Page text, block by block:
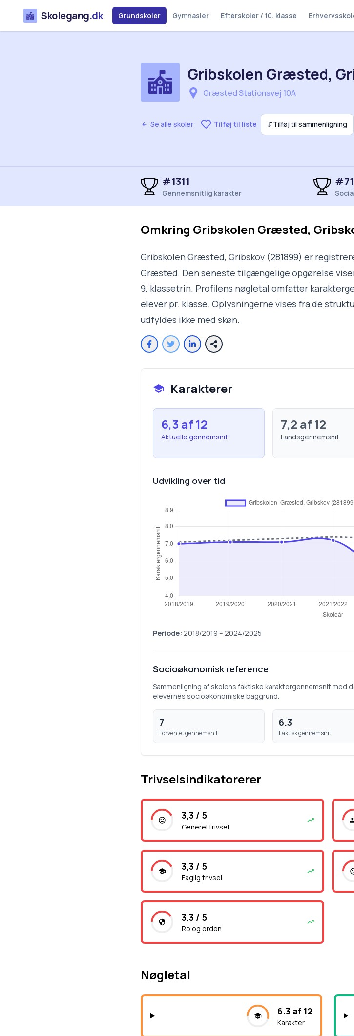
Skolegang.dk Grundskoler Gymnasier Efterskoler / 10. klasse
Se alle skoler Tilføj til liste ⇵Tilføj til sammenligning
Gribskolen Græsted,
Græsted Stationsvej 10A
#1311
Gennemsnitlig karakter
Omkring Gribskolen Græsted,
Gribskolen Græsted, Gribskov (281899) er
Græsted. Den seneste tilgængelige opgørelse
9. klassetrin. Profilens nøgletal omfatter
elever pr. klasse. Oplysningerne vises fra de
udfyldes ikke med skøn.
Karakterer
6,3 af 12
Aktuelle gennemsnit
7,2 af 12
Landsgennemsnit
Udvikling over tid
Periode: 2018/2019 – 2024/2025
Socioøkonomisk reference
Sammenligning af skolens faktiske karaktergennemsnit
elevernes socioøkonomiske baggrund.
7
Forventet gennemsnit
6.3
Faktisk gennemsnit
Trivselsindikatorerer
3,3 / 5
Generel trivsel
3,3 / 5
Faglig trivsel
3,3 / 5
Ro og orden
Nøgletal
6.3 af 12
Karakter